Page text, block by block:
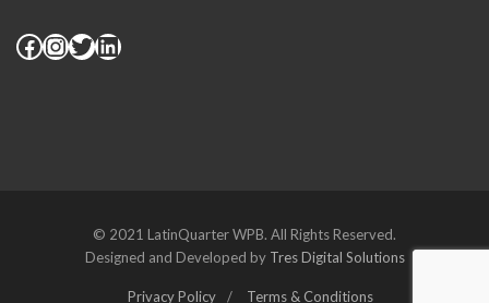
© 2021 LatinQuarter WPB. All Rights Reserved.
Designed and Developed by Tres Digital Solutions
Privacy Policy Terms & Conditions